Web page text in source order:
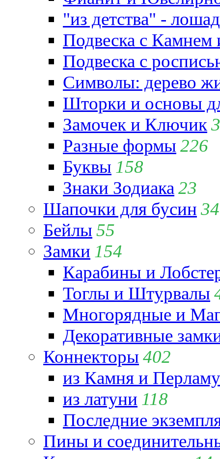
"из детства" -
Подвеска с
Подвеска с
Символы: дерево
Шторки и основы
Замочек и Ключик
Разные формы 226
Буквы 158
Знаки Зодиака 23
Шапочки для бусин 34
Бейлы 55
Замки 154
Карабины и
Тоглы и Штурвалы
Многорядные и
Декоративные
Коннекторы 402
из Камня и
из латуни 118
Последние
Пины и